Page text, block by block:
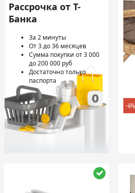
Рассрочка от Т-
Банка
За 2 минуты
От 3 до 36 месяцев
Сумма покупки от 3 000
до 200 000 руб
Достаточно только
паспорта
-4%